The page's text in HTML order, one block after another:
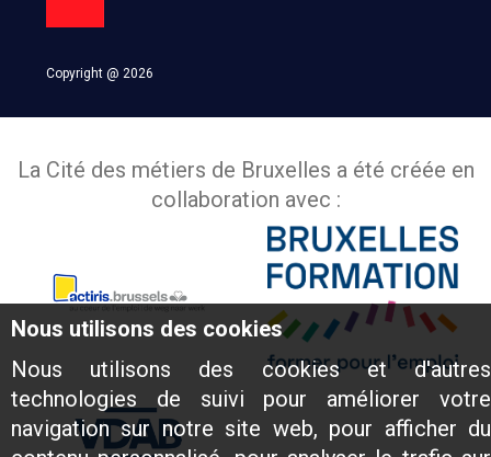
Nous utilisons des cookies
Nous utilisons des cookies et d'autres
technologies de suivi pour améliorer votre
navigation sur notre site web, pour afficher du
Copyright @ 2026
La Cité des métiers de Bruxelles a été créée en
collaboration avec :